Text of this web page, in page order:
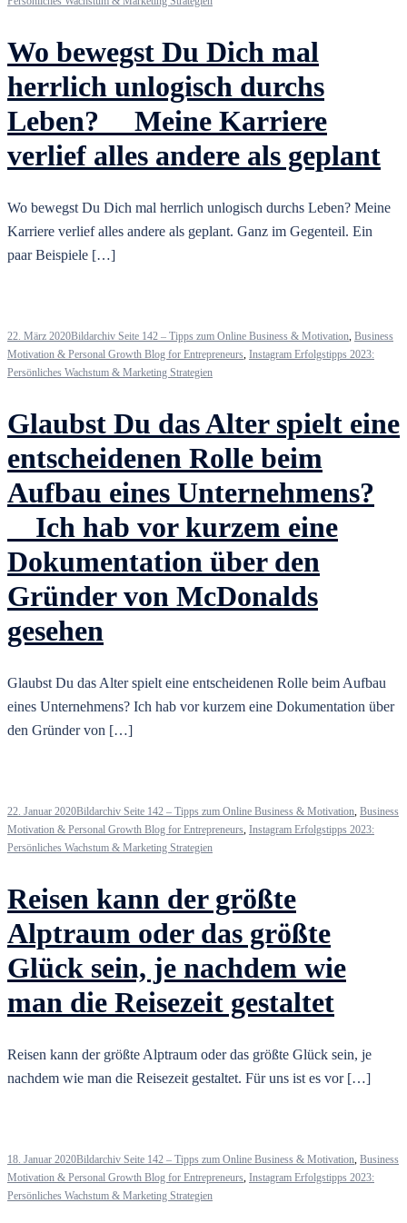
Wo bewegst Du Dich mal
herrlich unlogisch durchs
Leben? ⠀ Meine Karriere
verlief alles andere als geplant
Wo bewegst Du Dich mal herrlich unlogisch durchs Leben? Meine
Karriere verlief alles andere als geplant. Ganz im Gegenteil. Ein
paar Beispiele […]
22. März 2020Bildarchiv Seite 142 – Tipps zum Online Business & Motivation, Business
Motivation & Personal Growth Blog for Entrepreneurs, Instagram Erfolgstipps 2023:
Persönliches Wachstum & Marketing Strategien
Glaubst Du das Alter spielt eine
entscheidenen Rolle beim
Aufbau eines Unternehmens?
⠀ Ich hab vor kurzem eine
Dokumentation über den
Gründer von McDonalds
gesehen
Glaubst Du das Alter spielt eine entscheidenen Rolle beim Aufbau
eines Unternehmens? Ich hab vor kurzem eine Dokumentation über
den Gründer von […]
22. Januar 2020Bildarchiv Seite 142 – Tipps zum Online Business & Motivation, Business
Motivation & Personal Growth Blog for Entrepreneurs, Instagram Erfolgstipps 2023:
Persönliches Wachstum & Marketing Strategien
Reisen kann der größte
Alptraum oder das größte
Glück sein, je nachdem wie
man die Reisezeit gestaltet
Reisen kann der größte Alptraum oder das größte Glück sein, je
nachdem wie man die Reisezeit gestaltet. Für uns ist es vor […]
18. Januar 2020Bildarchiv Seite 142 – Tipps zum Online Business & Motivation, Business
Motivation & Personal Growth Blog for Entrepreneurs, Instagram Erfolgstipps 2023:
Persönliches Wachstum & Marketing Strategien